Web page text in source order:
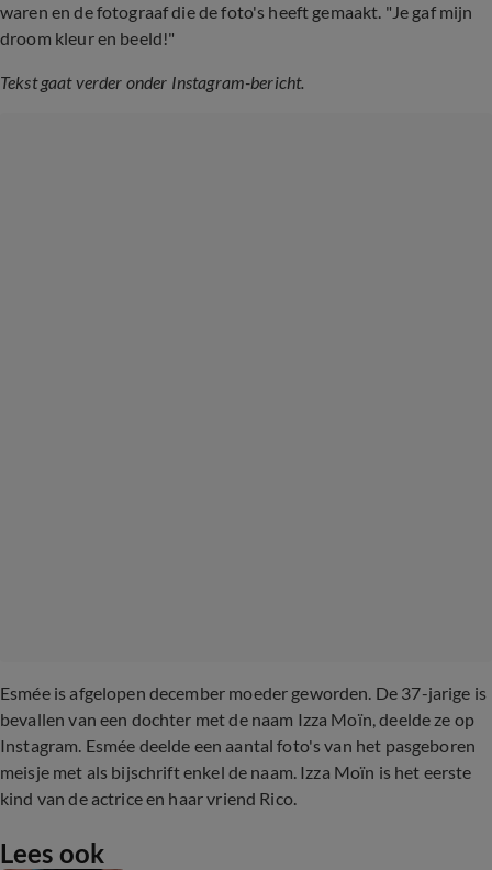
waren en de fotograaf die de foto's heeft gemaakt. "Je gaf mijn
droom kleur en beeld!"
Tekst gaat verder onder Instagram-bericht.
Esmée is afgelopen december moeder geworden. De 37-jarige is
bevallen van een dochter met de naam Izza Moïn, deelde ze op
Instagram. Esmée deelde een aantal foto's van het pasgeboren
meisje met als bijschrift enkel de naam. Izza Moïn is het eerste
kind van de actrice en haar vriend Rico.
Lees ook